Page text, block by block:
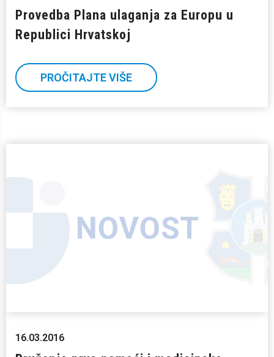
Provedba Plana ulaganja za Europu u
Republici Hrvatskoj
PROČITAJTE VIŠE
16.03.2016